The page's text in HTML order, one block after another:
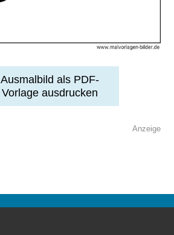
Ausmalbild als PDF-
Vorlage ausdrucken
Anzeige